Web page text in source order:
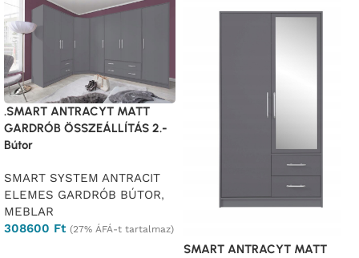
.SMART ANTRACYT MATT
GARDRÓB ÖSSZEÁLLÍTÁS 2.-
Bútor
SMART SYSTEM ANTRACIT
ELEMES GARDRÓB BÚTOR,
MEBLAR
308600 Ft (27% ÁFÁ-t tartalmaz)
SMART ANTRACYT MATT